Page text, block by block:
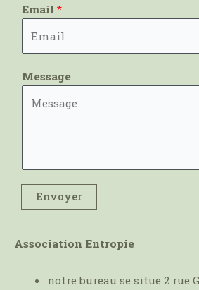
Email *
Message
Envoyer
Association Entropie
notre bureau se situe 2 rue